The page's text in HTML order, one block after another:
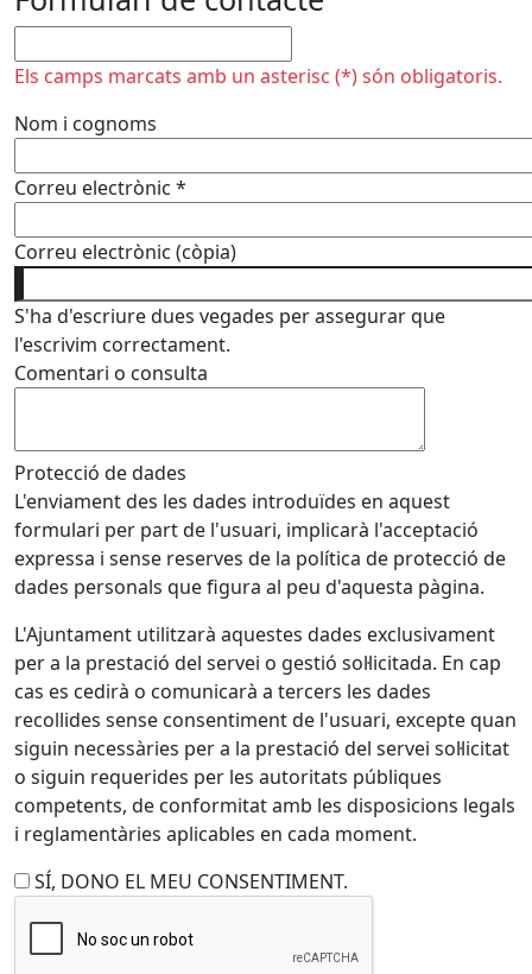
Els camps marcats amb un asterisc (*) són obligatoris.
Nom i cognoms
Correu electrònic *
Correu electrònic (còpia)
S'ha d'escriure dues vegades per assegurar que
l'escrivim correctament.
Comentari o consulta
Protecció de dades
L'enviament des les dades introduïdes en aquest
formulari per part de l'usuari, implicarà l'acceptació
expressa i sense reserves de la política de protecció de
dades personals que figura al peu d'aquesta pàgina.
L'Ajuntament utilitzarà aquestes dades exclusivament
per a la prestació del servei o gestió sol·licitada. En cap
cas es cedirà o comunicarà a tercers les dades
recollides sense consentiment de l'usuari, excepte quan
siguin necessàries per a la prestació del servei sol·licitat
o siguin requerides per les autoritats públiques
competents, de conformitat amb les disposicions legals
i reglamentàries aplicables en cada moment.
SÍ, DONO EL MEU CONSENTIMENT.